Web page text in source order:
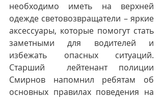
необходимо иметь на верхней
одежде световозвращатели – яркие
аксессуары, которые помогут стать
заметными для водителей и
избежать опасных ситуаций.
Старший  лейтенант полиции
Смирнов напомнил ребятам об
основных правилах поведения на